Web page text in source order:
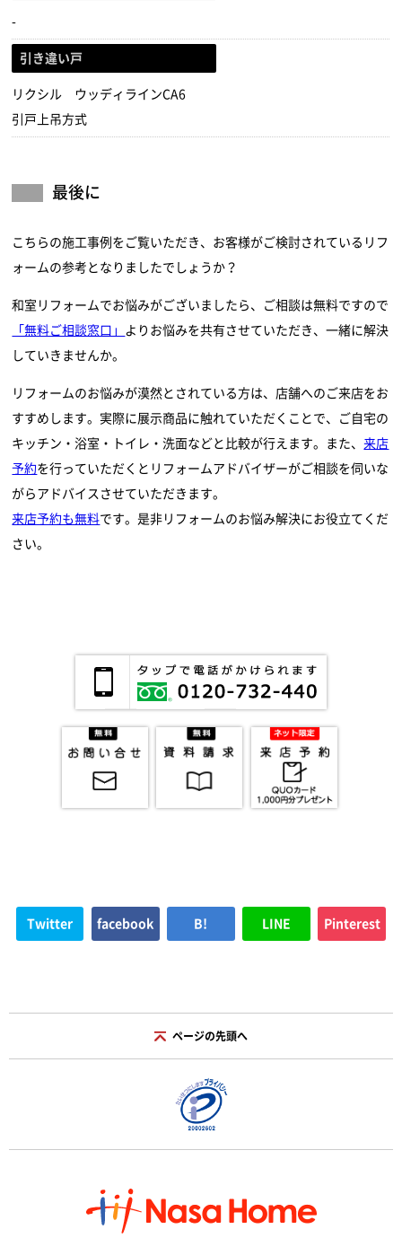
-
引き違い戸
リクシル ウッディラインCA6
引戸上吊方式
最後に
こちらの施工事例をご覧いただき、お客様がご検討されているリフ
ォームの参考となりましたでしょうか？
和室リフォームでお悩みがございましたら、ご相談は無料ですので
「無料ご相談窓口」
よりお悩みを共有させていただき、一緒に解決
していきませんか。
リフォームのお悩みが漠然とされている方は、店舗へのご来店をお
すすめします。実際に展示商品に触れていただくことで、ご自宅の
キッチン・浴室・トイレ・洗面などと比較が行えます。また、来店
予約を行っていただくとリフォームアドバイザーがご相談を伺いな
がらアドバイスさせていただきます。
来店予約も無料です。是非リフォームのお悩み解決にお役立てくだ
さい。
Twitter facebook B! LINE Pinterest
ページの先頭へ